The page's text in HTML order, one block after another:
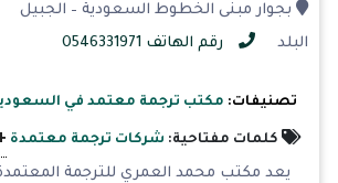
بجوار مبنى الخطوط السعودية – الجبيل
البلد
رقم الهاتف 0546331971
تصنيفات: مكتب ترجمة معتمد في
كلمات مفتاحية: شركات ترجمة معتمدة
يعد مكتب محمد العمري للترجمة المعتمدة